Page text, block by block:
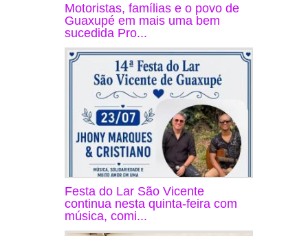
Motoristas, famílias e o povo de
Guaxupé em mais uma bem
sucedida Pro...
Festa do Lar São Vicente
continua nesta quinta-feira com
música, comi...